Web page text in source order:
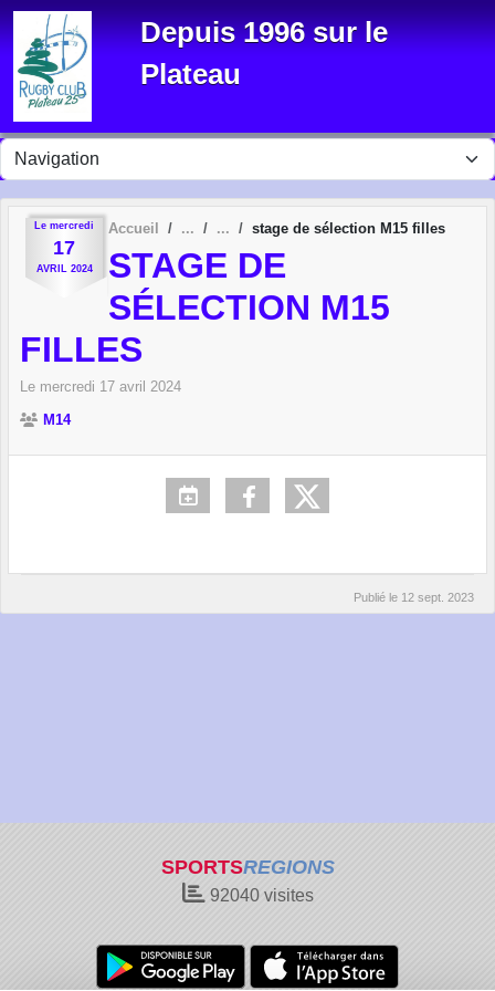
Depuis 1996 sur le
Plateau
Le mercredi
17
AVRIL 2024
Accueil stage de sélection M15 filles
STAGE DE
SÉLECTION M15
FILLES
Le mercredi 17 avril 2024
M14
Publié le 12 sept. 2023
SPORTSREGIONS
92040visites
Panneau de gestion des cookies